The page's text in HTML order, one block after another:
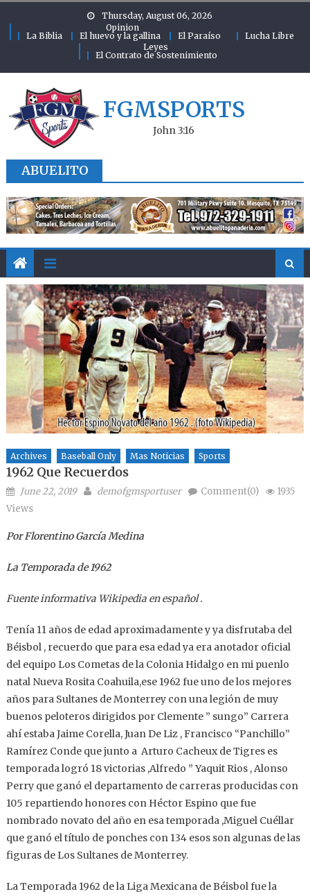
Thursday, August 06, 2026
Opinion
La Biblia
El huevo y la gallina El Paraíso
Lucha Libre
Leyes
El Contrato de Sostenimiento
FGMSPORTS
John 3:16
ABUELITO
Archives Baseball Only Mas Noticias Sports
1962 Que Recuerdos
Posted on
June 22, 2019 Author
demofgmsportuser Comment(0)
1935
Views
Por Florentino García Medina
La Temporada de 1962
Fuente informativa Wikipedia en español .
Tenía 11 años de edad aproximadamente y ya disfrutaba del
Béisbol , recuerdo que para esa edad ya era anotador oficial
del equipo Los Cometas de la Colonia Hidalgo en mi puenlo
natal Nueva Rosita Coahuila,ese 1962 fue uno de los mejores
años para Sultanes de Monterrey con una legión de muy
buenos peloteros dirigidos por Clemente ” sungo” Carrera
ahí estaba Jaime Corella, Juan De Liz , Francisco “Panchillo”
Ramírez Conde que junto a Arturo Cacheux de Tigres es
temporada logró 18 victorias ,Alfredo ” Yaquit Rios , Alonso
Perry que ganó el departamento de carreras producidas con
105 repartiendo honores con Héctor Espino que fue
nombrado novato del año en esa temporada ,Miguel Cuéllar
que ganó el título de ponches con 134 esos son algunas de las
figuras de Los Sultanes de Monterrey.
La Temporada 1962 de la Liga Mexicana de Béisbol fue la